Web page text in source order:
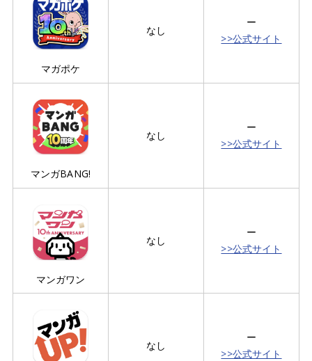
マガポケ
なし
ー
>>公式サイト
マンガBANG!
なし
ー
>>公式サイト
マンガワン
なし
ー
>>公式サイト
なし
ー
>>公式サイト